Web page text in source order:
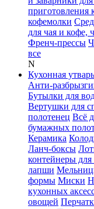
приготовления
кофемолки
для чая и кофе,
Френч-прессы
все
N
Кухонная утварь
Анти-
Бутылки для
Вертушки для
полотенец Всё
бумажных
Керамика
Ланч-боксы
контейнеры для
лапши
формы Миски
кухонных
овощей